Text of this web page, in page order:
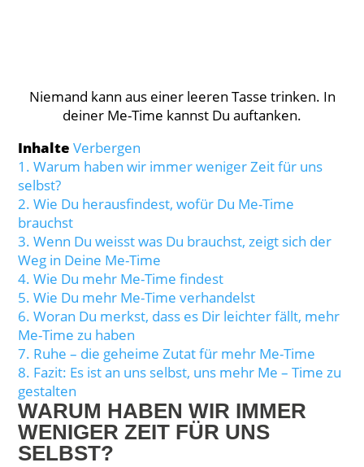
Niemand kann aus einer leeren Tasse trinken. In
deiner Me-Time kannst Du auftanken.
Inhalte Verbergen
1. Warum haben wir immer weniger Zeit für uns
selbst?
2. Wie Du herausfindest, wofür Du Me-Time
brauchst
3. Wenn Du weisst was Du brauchst, zeigt sich der
Weg in Deine Me-Time
4. Wie Du mehr Me-Time findest
5. Wie Du mehr Me-Time verhandelst
6. Woran Du merkst, dass es Dir leichter fällt, mehr
Me-Time zu haben
7. Ruhe – die geheime Zutat für mehr Me-Time
8. Fazit: Es ist an uns selbst, uns mehr Me – Time zu
gestalten
WARUM HABEN WIR IMMER
WENIGER ZEIT FÜR UNS
SELBST?